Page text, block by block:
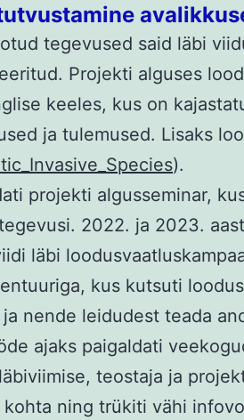
tegevused said läbi
Projekti alguses
keeles, kus on
ja tulemused. Lisaks
).
projekti algusseminar,
2022. ja 2023.
läbi
kus kutsuti
nende leidudest teada
ajaks paigaldati
teostaja ja
kohta ning trükiti vähi